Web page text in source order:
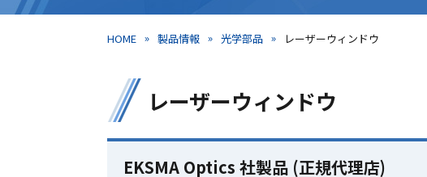
HOME 製品情報 光学部品 レーザーウィンドウ
レーザーウィンドウ
EKSMA Optics 社製品 (正規代理店)